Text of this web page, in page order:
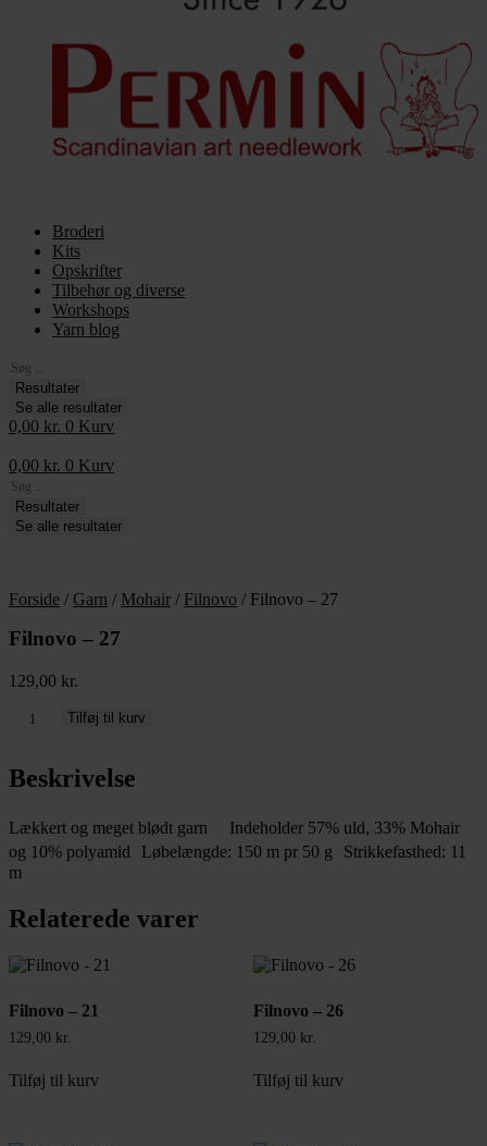
Broderi
Kits
Opskrifter
Tilbehør og diverse
Workshops
Yarn blog
Search
...Resultater
Se alle resultater
0,00 kr. 0 Kurv
0,00 kr. 0 Kurv
Search
...Resultater
Se alle resultater
Forside / Garn / Mohair / Filnovo / Filnovo – 27
Filnovo – 27
129,00 kr.
Filnovo
antal
Tilføj til kurv
Beskrivelse
Lækkert og meget blødt garn Indeholder 57% uld, 33% Mohair
og 10% polyamid Løbelængde: 150 m pr 50 g Strikkefasthed: 11
m
Relaterede varer
Filnovo – 21
129,00 kr.
Tilføj til kurv
Filnovo – 26
129,00 kr.
Tilføj til kurv